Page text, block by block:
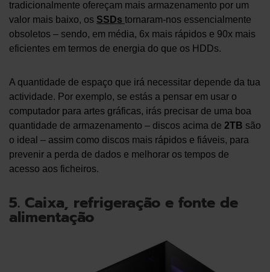
tradicionalmente ofereçam mais armazenamento por um
valor mais baixo, os SSDs tornaram-nos essencialmente
obsoletos – sendo, em média, 6x mais rápidos e 90x mais
eficientes em termos de energia do que os HDDs.
A quantidade de espaço que irá necessitar depende da tua
actividade. Por exemplo, se estás a pensar em usar o
computador para artes gráficas, irás precisar de uma boa
quantidade de armazenamento – discos acima de 2TB são
o ideal – assim como discos mais rápidos e fiáveis, para
prevenir a perda de dados e melhorar os tempos de
acesso aos ficheiros.
5. Caixa, refrigeração e fonte de
alimentação